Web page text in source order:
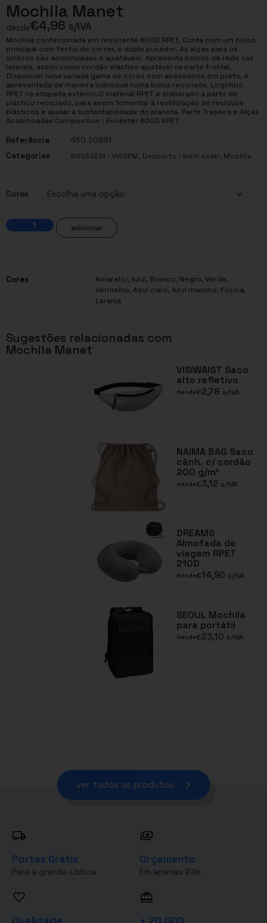
Mochila Manet
desde€4,96 s/IVA
Mochila confecionada em resistente 600D RPET. Conta com um bolso
principal com fecho de correr, e duplo puxador. As alças para os
ombros são acolchoadas e ajustáveis. Apresenta bolsos de rede nas
laterais, assim como cordão elástico ajustável na parte frontal.
Disponível nuna variada gama de cores com acessórios em preto, é
apresentada de maneira individual numa bolsa reciclada. Logotipo
RPET na etiqueta exterior.O material RPET é elaborado a partir de
plástico reciclado, para assim fomentar a reutilização de resíduos
plásticos e ajudar à sustentabilidade do planeta. Parte Traseira e Alças
Acolchoadas Composition : Poliéster 600D RPET.
Referência
450.20891
Categorias
BAGAGEM - VIAGEM, Desporto - bem estar, Mochila
Cores
adicionar
Cores Amarelo/, Azul, Branco, Negro, Verde,
Vermelho, Azul claro, Azul marinho, Fúcsia,
Laranja
Sugestões relacionadas com
Mochila Manet
VISIWAIST Saco
alto refletivo
desde€2,78 s/IVA
NAIMA BAG Saco
cânh. c/ cordão
200 g/m²
desde€3,12 s/IVA
DREAMS
Almofada de
viagem RPET
210D
desde€14,90 s/IVA
SEOUL Mochila
para portátil
desde€23,10 s/IVA
ver todos os produtos
Portes Grátis
Para a grande Lisboa
Orçamento
Em apenas 24h